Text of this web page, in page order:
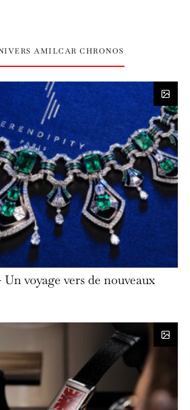
AMILCAR CHRONOS
voyage vers de nouveaux